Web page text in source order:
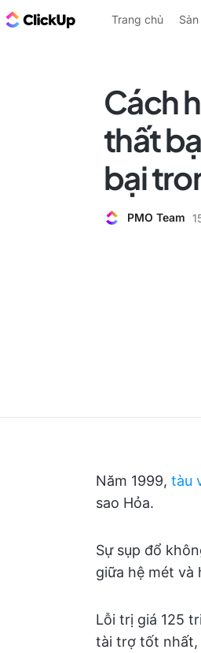
ClickUp Blog
Trang chủ
Cách
thất
bại
PMO Team
Năm 1999, tàu
sao Hỏa.
Sự sụp đổ
giữa hệ mét và
Lỗi trị giá 125
tài trợ tốt nhất,